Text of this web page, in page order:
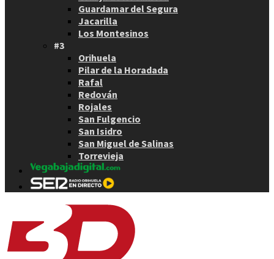
Guardamar del Segura
Jacarilla
Los Montesinos
#3
Orihuela
Pilar de la Horadada
Rafal
Redován
Rojales
San Fulgencio
San Isidro
San Miguel de Salinas
Torrevieja